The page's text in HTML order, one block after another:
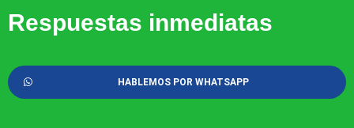
Respuestas inmediatas
HABLEMOS POR WHATSAPP